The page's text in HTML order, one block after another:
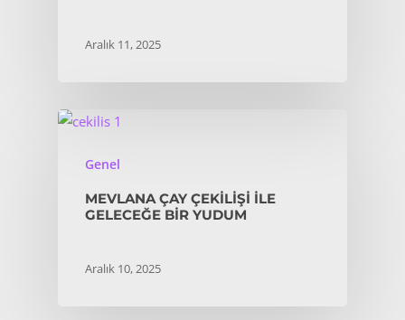
Aralık 11, 2025
Genel
MEVLANA ÇAY ÇEKILIŞI İLE
GELECEĞE BIR YUDUM
Aralık 10, 2025